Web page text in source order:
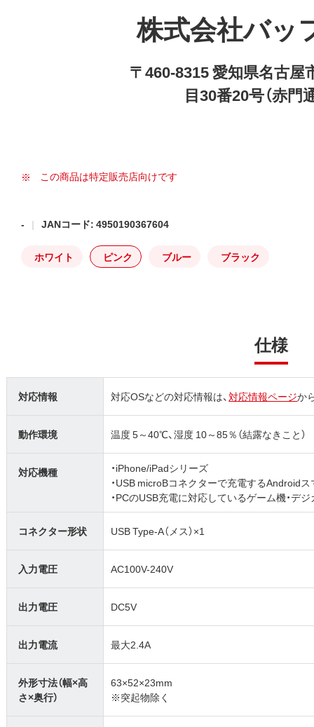
株式会社バッ
〒460-8315 愛知県名古屋
目30番20号（赤門
この商品は特定販売店向けです
- JANコード: 4950190367604
ホワイト ピンク ブルー ブラック
仕様
対応情報 対応OSなどの対応情報は、対応情報ページか
動作環境 温度 5～40℃、湿度 10～85％（結露なきこと）
対応機種
・iPhone/iPadシリーズ
・USB microBコネクターで充電するAndroid
・PCのUSB充電に対応しているゲーム機・デ
コネクター形状 USB Type-A（メス）×1
入力電圧 AC100V-240V
出力電圧 DC5V
出力電流 最大2.4A
外形寸法（幅×高
さ×奥行）
63×52×23mm
※突起物除く